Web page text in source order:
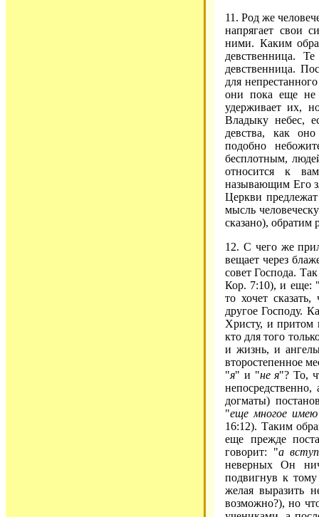
11. Род же
напрягает свои
ними. Каким
девственница.
девственница.
для
они пока еще не
удерживает их,
Владыку небес,
девства, как
подобно
бесплотным,
относится к
называющим Его
Церкви
мысль
сказано), обратим
12. С чего же
вещает через
совет Господа.
Кор. 7:10), и еще:
то хочет
другое Господу.
Христу, и притом
кто для того
и жизнь, и
второстепенное
"я" и "не я"? То,
догматы)
"еще многое
16:12). Таким
еще прежде
говорит: "а
неверных Он
подвигнув к
желая выразить
возможно?), но